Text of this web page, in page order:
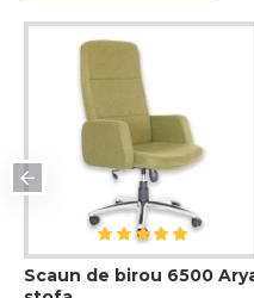
Scaun de birou 6500